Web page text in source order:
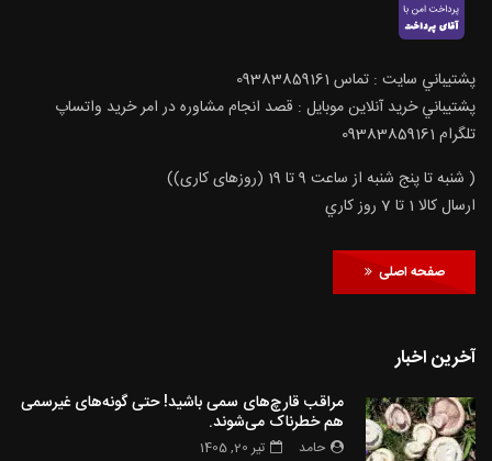
پشتيباني سايت : تماس 09383859161
پشتيباني خريد آنلاين موبايل : قصد انجام مشاوره در امر خرید واتساپ
تلگرام 09383859161
( شنبه تا پنج شنبه از ساعت 9 تا 19 (روزهای کاری))
ارسال كالا 1 تا 7 روز كاري
صفحه اصلی
آخرین اخبار
مراقب قارچ‌های سمی باشید! حتی گونه‌های غیرسمی
هم خطرناک می‌شوند.
حامد تیر 20, 1405